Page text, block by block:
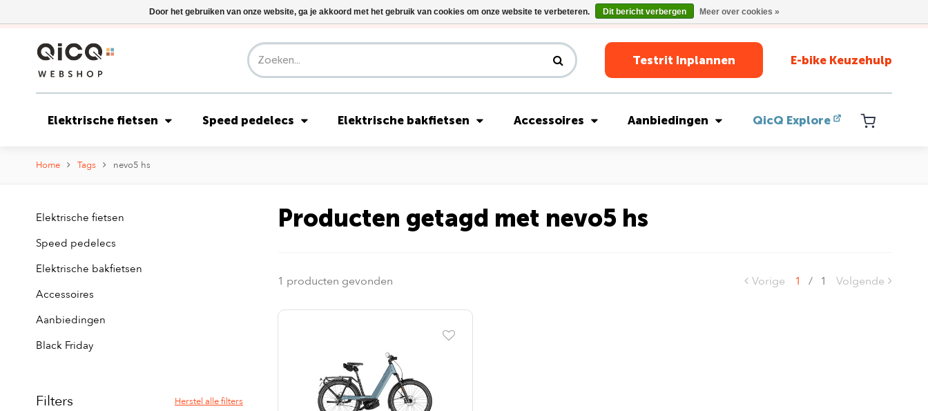
Riese & Müller Nevo5 Silent Core nu direct uit voorraad leverbaar!
Testrit Inplannen E-bike Keuzehulp
Elektrische fietsen Speed pedelecs Elektrische bakfietsen Accessoires Aanbiedingen QicQ Explore
Home Tags nevo5 hs
Elektrische fietsen
Speed pedelecs
Elektrische bakfietsen
Accessoires
Aanbiedingen
Black Friday
Filters Herstel alle filters
Producten getagd met nevo5 hs
1 producten gevonden Vorige 1 / 1 Volgende
Door het gebruiken van onze website, ga je akkoord met het gebruik van cookies om onze website te verbeteren. Dit bericht verbergen Meer over cookies »